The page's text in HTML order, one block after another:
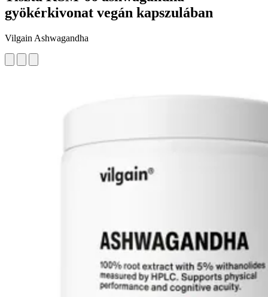
gyökérkivonat vegán kapszulában
Vilgain Ashwagandha